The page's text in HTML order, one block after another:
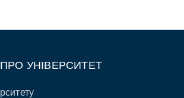
ПРО УНІВЕРСИТЕТ